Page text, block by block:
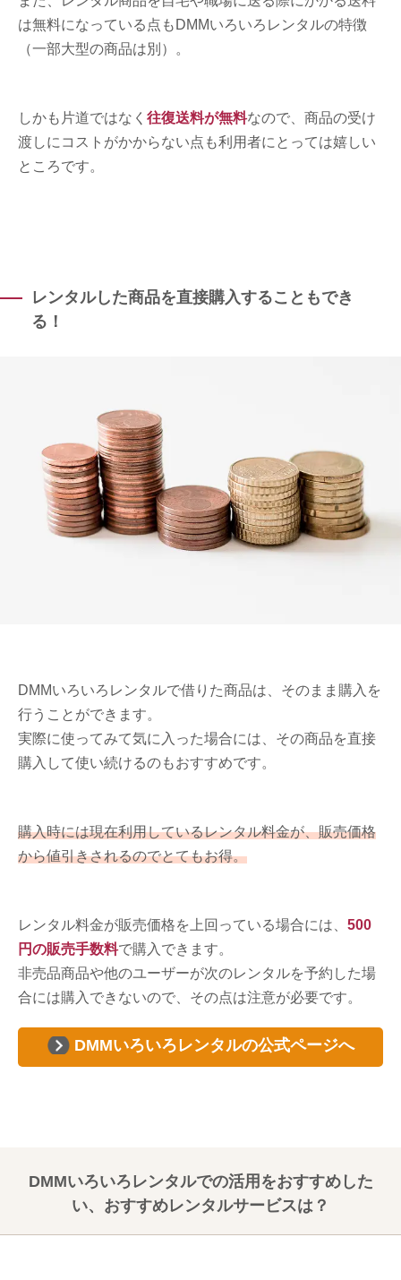
は無料になっている点もDMMいろいろレンタルの特徴
（一部大型の商品は別）。
しかも片道ではなく 往復送料が無料なので、商品の受け
渡しにコストがかからない点も利用者にとっては嬉しい
ところです。
レンタルした商品を直接購入することもでき
る！
DMMいろいろレンタルで借りた商品は、そのまま購入を
行うことができます。
実際に使ってみて気に入った場合には、その商品を直接
購入して使い続けるのもおすすめです。
購入時には現在利用しているレンタル料金が、販売価格
から値引きされるのでとてもお得。
レンタル料金が販売価格を上回っている場合には、 500
円の販売手数料で購入できます。
非売品商品や他のユーザーが次のレンタルを予約した場
合には購入できないので、その点は注意が必要です。
DMMいろいろレンタルの公式ページへ
DMMいろいろレンタルでの活用をおすすめした
い、おすすめレンタルサービスは？